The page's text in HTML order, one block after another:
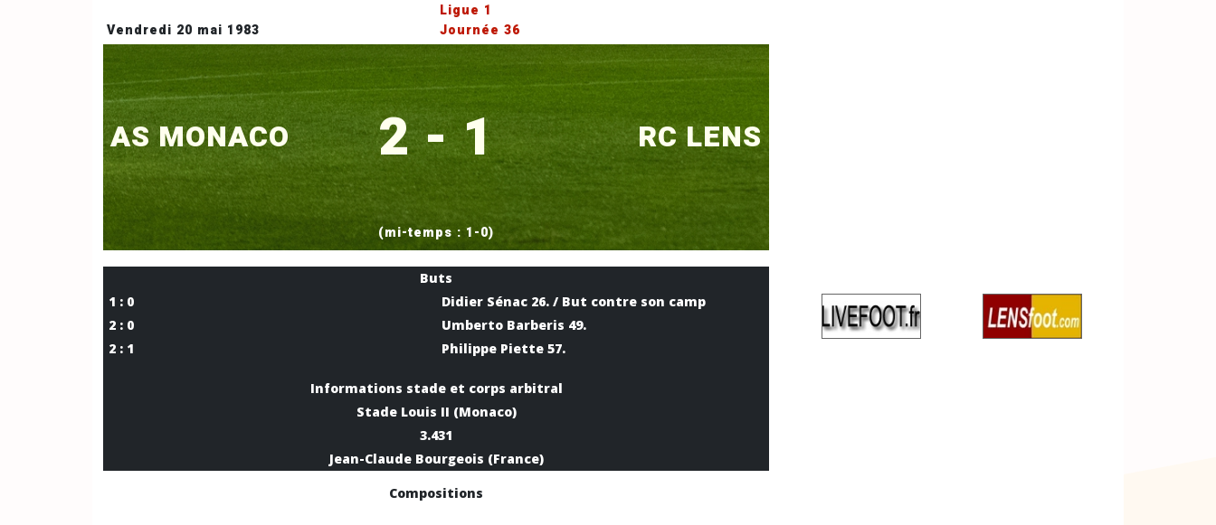
Vendredi 20 mai 1983
Ligue 1
Journée 36
AS MONACO 2 - 1 RC LENS
(mi-temps : 1-0)
Buts
1 : 0
Didier Sénac 26. / But contre son camp
2 : 0
Umberto Barberis 49.
2 : 1
Philippe Piette 57.
Informations stade et corps arbitral
Stade Louis II (Monaco)
3.431
Jean-Claude Bourgeois (France)
Compositions